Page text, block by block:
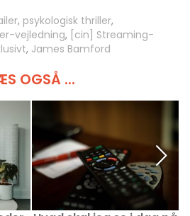
, psykologisk thriller,
vejledning, [cin] Streaming-
, James Bamford
OGSÅ ...